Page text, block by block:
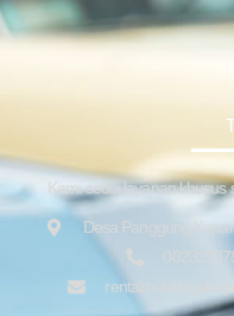
Kami sedia layanan khusus
Desa Panggung